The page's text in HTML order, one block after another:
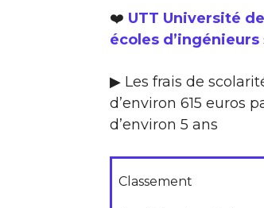
❤️ UTT Université
écoles d’ingénieurs
▶ Les frais de
d’environ 615 euros
d’environ 5 ans
Classement